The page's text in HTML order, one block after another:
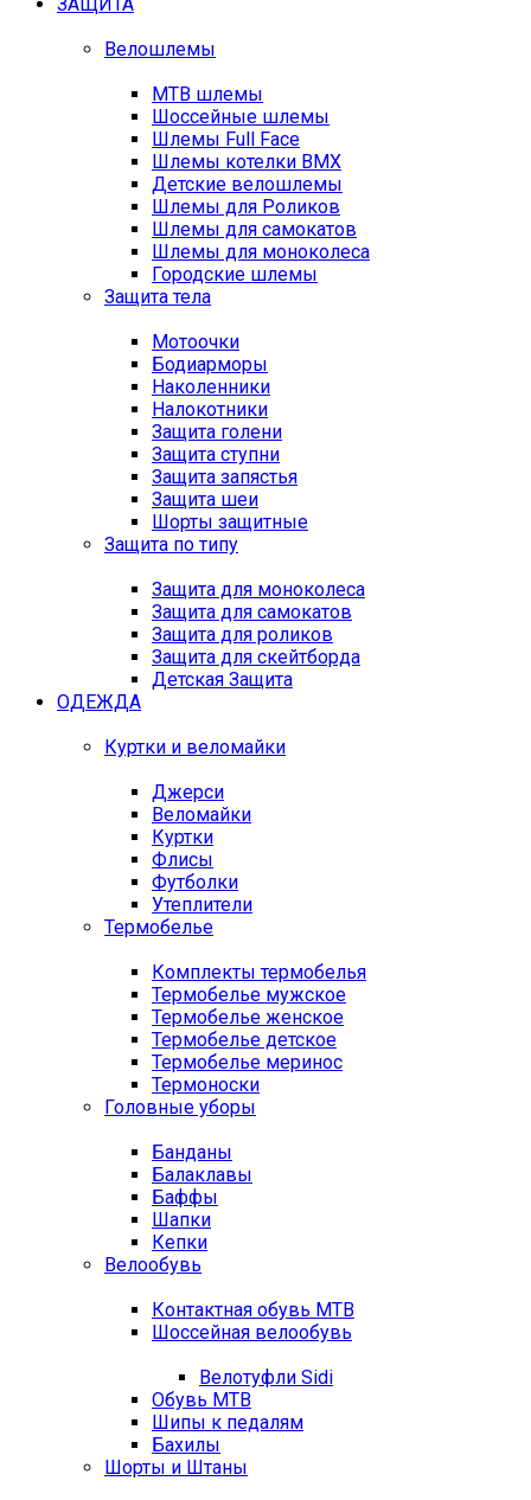
Велошлемы
MTB шлемы
Шоссейные шлемы
Шлемы Full Face
Шлемы котелки BMX
Детские велошлемы
Шлемы для Роликов
Шлемы для самокатов
Шлемы для моноколеса
Городские шлемы
Защита тела
Мотоочки
Бодиарморы
Наколенники
Налокотники
Защита голени
Защита ступни
Защита запястья
Защита шеи
Шорты защитные
Защита по типу
Защита для моноколеса
Защита для самокатов
Защита для роликов
Защита для скейтборда
Детская Защита
ОДЕЖДА
Куртки и веломайки
Джерси
Веломайки
Куртки
Флисы
Футболки
Утеплители
Термобелье
Комплекты термобелья
Термобелье мужское
Термобелье женское
Термобелье детское
Термобелье меринос
Термоноски
Головные уборы
Банданы
Балаклавы
Баффы
Шапки
Кепки
Велообувь
Контактная обувь MTB
Шоссейная велообувь
Велотуфли Sidi
Обувь MTB
Шипы к педалям
Бахилы
Шорты и Штаны